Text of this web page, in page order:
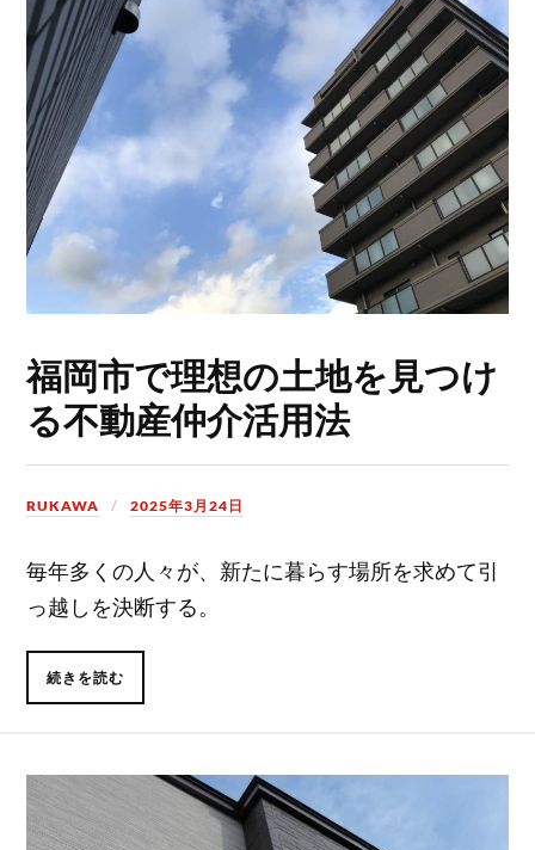
福岡市で理想の土地を見つけ
る不動産仲介活用法
RUKAWA 2025年3月24日
毎年多くの人々が、新たに暮らす場所を求めて引
っ越しを決断する。
続きを読む